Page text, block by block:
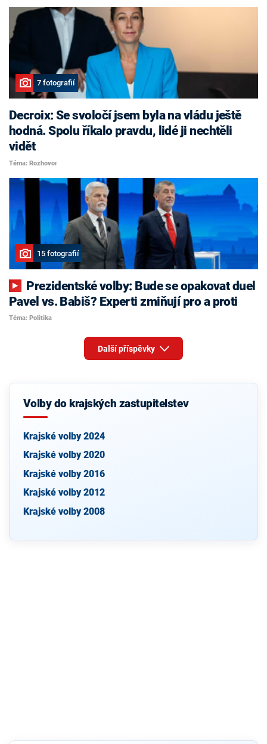
7 fotografií
Decroix: Se svoločí jsem byla na vládu ještě
hodná. Spolu říkalo pravdu, lidé ji nechtěli
vidět
Téma: Rozhovor
15 fotografií
Pavel vs. Babiš? Experti zmiňují pro a proti
Téma: Politika
Další příspěvky
Volby do krajských zastupitelstev
Krajské volby 2024
Krajské volby 2020
Krajské volby 2016
Krajské volby 2012
Krajské volby 2008